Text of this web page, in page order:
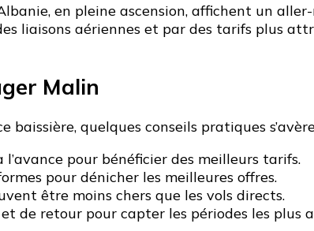
en pleine ascension, affichent un
liaisons aériennes et par des tarifs plus
Malin
quelques conseils pratiques
pour bénéficier des meilleurs tarifs.
pour dénicher les meilleures offres.
être moins chers que les vols directs.
de retour pour capter les périodes les plus